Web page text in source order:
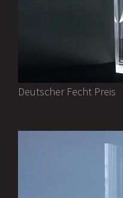
Deutscher Fecht Preis